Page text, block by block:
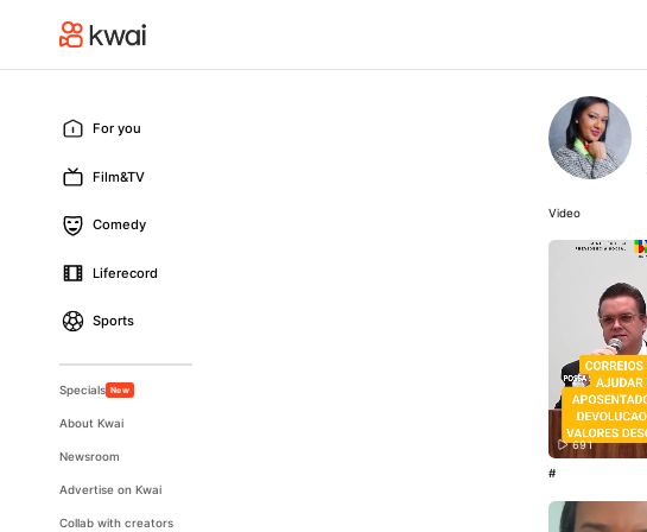
For you
Film&TV
Comedy
Liferecord
Sports
Specials New
About Kwai
Newsroom
Advertise on Kwai
Collab with creators
Video
691
#